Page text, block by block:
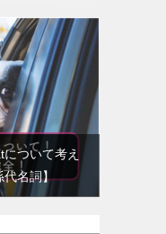
ついて考え
代名詞】